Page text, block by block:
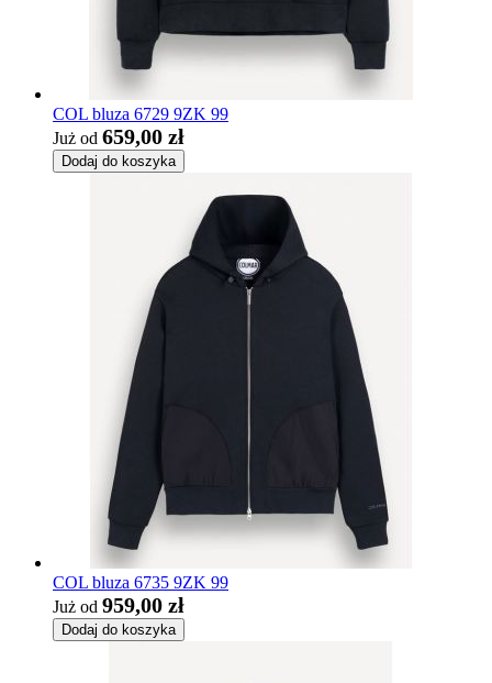
COL bluza 6729 9ZK 99
Już od 659,00 zł
Dodaj do koszyka
COL bluza 6735 9ZK 99
Już od 959,00 zł
Dodaj do koszyka